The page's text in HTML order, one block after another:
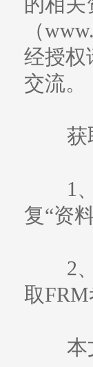
（
经授权
交流。
获
1
复“资
2、
取FRM
本